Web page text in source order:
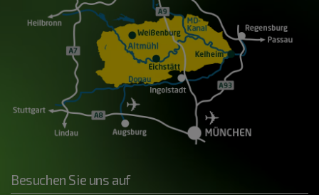
Besuchen Sie uns auf